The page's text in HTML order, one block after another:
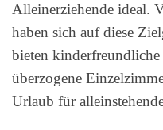
Alleinerziehende ideal.
haben sich auf diese
bieten
überzogene
Urlaub für